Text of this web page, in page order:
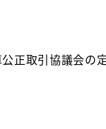
正取引協議会の